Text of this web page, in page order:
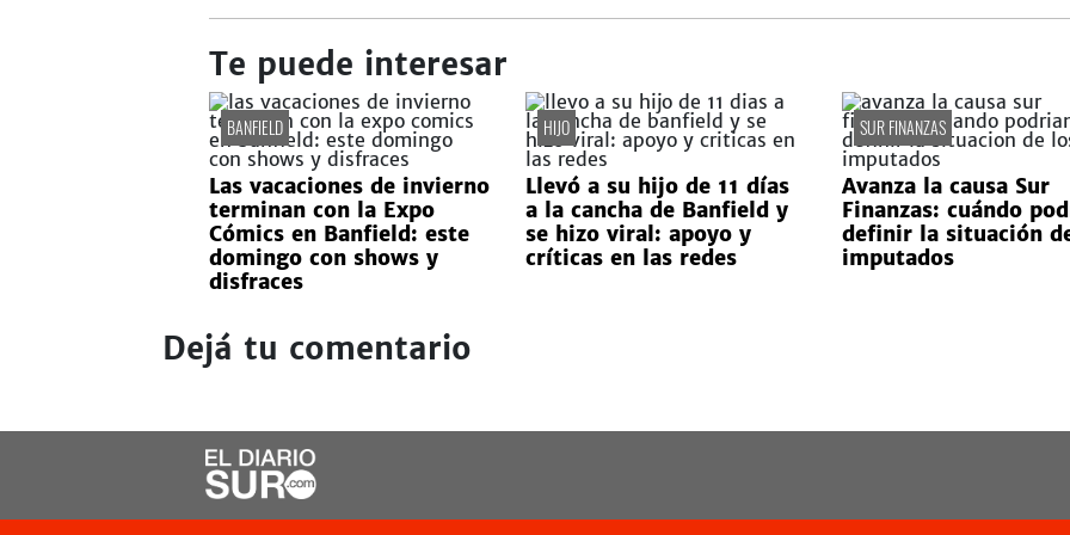
Te puede interesar
BANFIELD
Las vacaciones de invierno
terminan con la Expo
Cómics en Banfield: este
domingo con shows y
disfraces
HIJO
Llevó a su hijo de 11 días
a la cancha de Banfield y
se hizo viral: apoyo y
críticas en las redes
SUR FINANZAS
Avanza la causa Sur
Finanzas: cuándo
definir la situación
imputados
Dejá tu comentario